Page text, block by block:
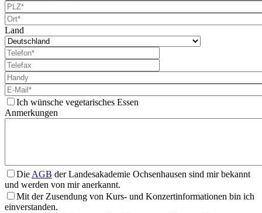
Land
Ich wünsche vegetarisches Essen
Anmerkungen
DieAGB der Landesakademie Ochsenhausen sind mir bekannt
und werden von mir anerkannt.
Mit der Zusendung von Kurs- und Konzertinformationen bin ich
einverstanden.